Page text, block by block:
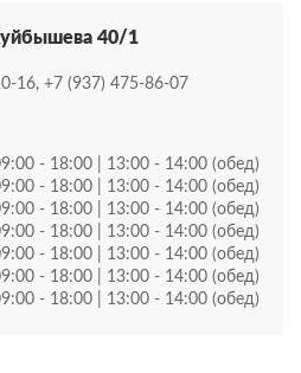
40/1
16, +7 (937) 475-86-07
- 18:00 | 13:00 - 14:00 (обед)
- 18:00 | 13:00 - 14:00 (обед)
- 18:00 | 13:00 - 14:00 (обед)
- 18:00 | 13:00 - 14:00 (обед)
- 18:00 | 13:00 - 14:00 (обед)
- 18:00 | 13:00 - 14:00 (обед)
- 18:00 | 13:00 - 14:00 (обед)